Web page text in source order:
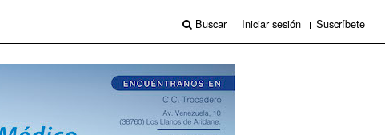
Buscar Iniciar sesión Suscríbete